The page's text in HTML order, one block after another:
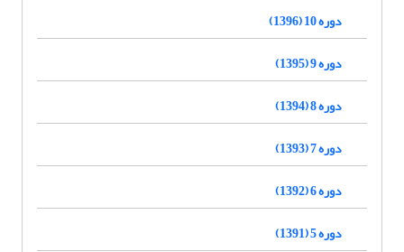
دوره 10 (1396)
دوره 9 (1395)
دوره 8 (1394)
دوره 7 (1393)
دوره 6 (1392)
دوره 5 (1391)